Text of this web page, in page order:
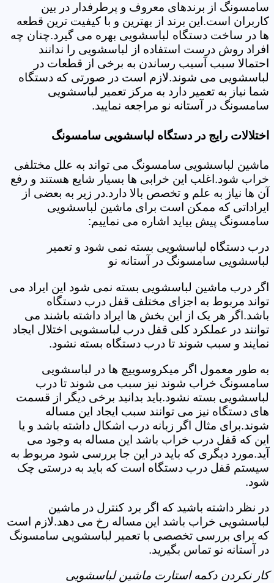
سامسونگ از برندهای معروف و پرطرفدار در بین
کاربران است.این برند از بهترین و با کیفیت ترین قطعه
ها در ساخت دستگاه لباسشویی بهره می گیرد.چنان چه
افراد روش درست استفاده از لباسشویی را ندانند
احتمالا سبب آسیب رساندن به برخی از قطعات در
لباسشویی می شوند.لازم است در صورتی که دستگاه
شما نیاز به تعمیر دارد به مرکز تعمیر لباسشویی
سامسونگ در آستانه نو مراجعه نمایید.
اختلالات رایج در دستگاه لباسشویی سامسونگ
ماشین لباسشویی سامسونگ می تواند به علل مختلفی
خراب شود.اغلب این خرابی ها بسیار شایع هستند و رفع
آن ها نیاز به علم و تخصص بالا دارد.در زیر به بعضی از
ایراداتی که ممکن است برای ماشین لباسشویی
سامسونگ پیش بیاید اشاره می نماییم:
درب دستگاه لباسشویی بسته نمی شود و تعمیر
لباسشویی سامسونگ در آستانه نو
اگر درب ماشین لباسشویی بسته نمی شود این ایراد می
تواند مربوط به اجزای مختلف قفل درب دستگاه
باشد.اگر هر یک از این بخش ها ایراد داشته باشند می
توانند در عملکرد کلی قفل درب لباسشویی اختلال ایجاد
نمایند و سبب شوند تا درب دستگاه بسته نشود.
به طور معمول اگر میکروسوییچ ها در لباسشویی
سامسونگ خراب شوند نیز سبب می شوند تا درب
لباسشویی بسته نشود.باید بدانید برخی دیگر از قسمت
های دستگاه نیز می توانند سبب ایجاد این مساله
شوند.برای مثال اگر زبانه درب اشکال داشته باشد و یا
این که قفل درب خراب باشد این مساله به وجود می
آید.مورد دیگری که باید در این جا بررسی شود مربوط به
سیستم قفل درب دستگاه است که باید به درستی چک
شود.
در نظر داشته باشید که اگر برد کنترل در ماشین
لباسشویی خراب باشد این مساله رخ می دهد.لازم است
که برای بررسی تخصصی با تعمیر لباسشویی سامسونگ
در آستانه نو تماس بگیرید.
کار نکردن دکمه استارت ماشین لباسشویی